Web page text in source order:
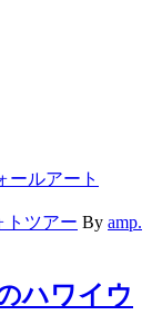
トツアー By amp.
ハワイウ